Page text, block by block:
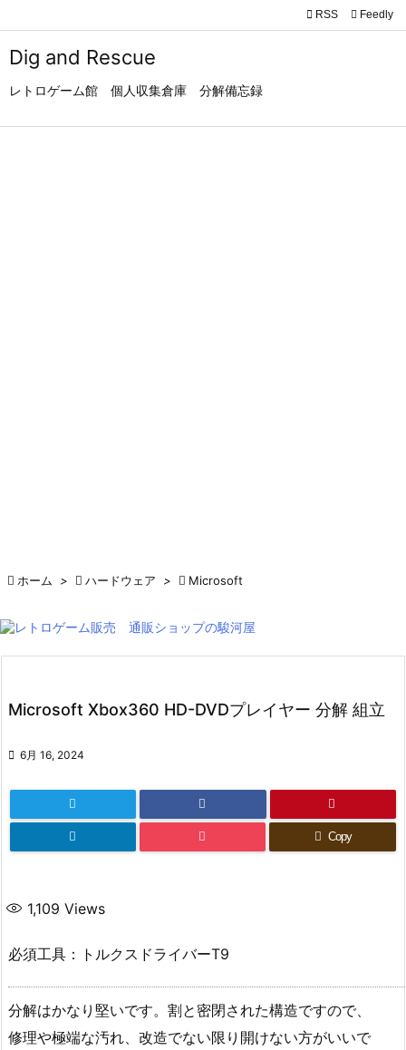
Dig and Rescue
レトロゲーム館 個人収集倉庫 分解備忘録


 RSS Feedly
 ホーム >  ハードウェア >  Microsoft
Microsoft Xbox360 HD-DVDプレイヤー 分解 組立
 6月 16, 2024
Copy
1,109 Views
必須工具：トルクスドライバーT9
分解はかなり堅いです。割と密閉された構造ですので、
修理や極端な汚れ、改造でない限り開けない方がいいで